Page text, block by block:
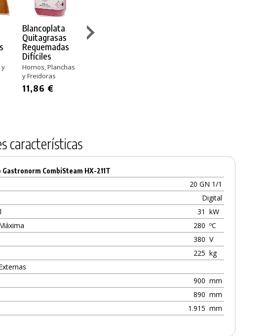
y
Blancoplata
Quitagrasas
Requemadas
Difíciles
Hornos, Planchas
y Freidoras
11,86 €
Diversey
Desengrasante
características
Gastronorm CombiSteam HX-211T
20 GN 1/1
Digital
31
kW
280 ºC
380 V
225 kg
900 mm
890 mm
1.915 mm